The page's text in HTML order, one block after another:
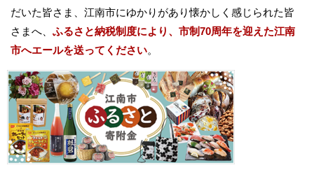
だいた皆さま、江南市にゆかりがあり懐かしく感じられた皆
さまへ、 ふるさと納税制度により、市制70周年を迎えた江南
市へエールを送ってください。